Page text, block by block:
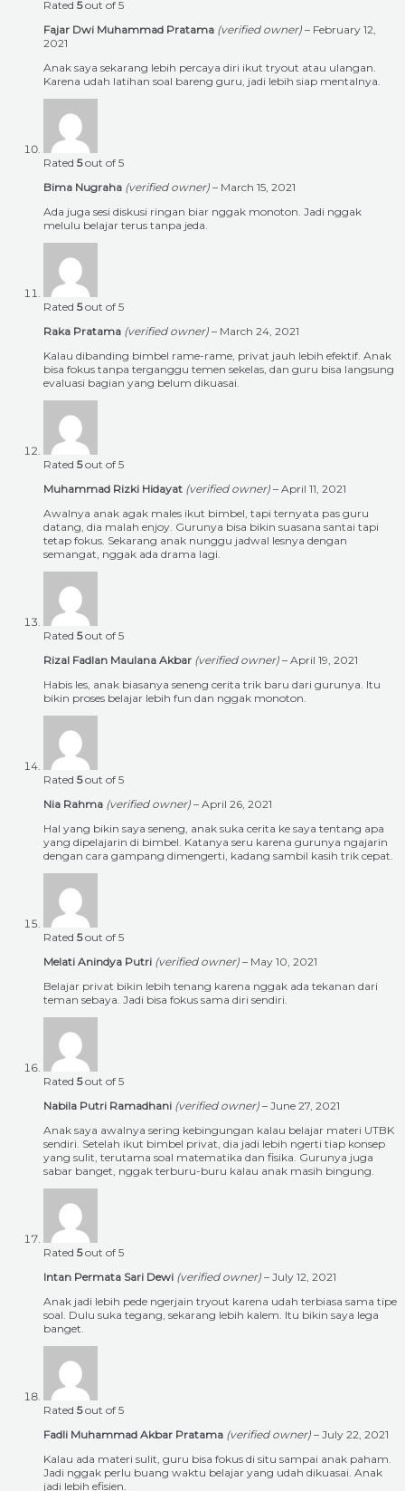
Rated 5out of 5
Fajar Dwi Muhammad Pratama (verified owner) – February 12,
2021
Anak saya sekarang lebih percaya diri ikut tryout atau ulangan.
Karena udah latihan soal bareng guru, jadi lebih siap mentalnya.
Rated 5out of 5
Bima Nugraha (verified owner) – March 15, 2021
Ada juga sesi diskusi ringan biar nggak monoton. Jadi nggak
melulu belajar terus tanpa jeda.
Rated 5out of 5
Raka Pratama (verified owner) – March 24, 2021
Kalau dibanding bimbel rame-rame, privat jauh lebih efektif. Anak
bisa fokus tanpa terganggu temen sekelas, dan guru bisa langsung
evaluasi bagian yang belum dikuasai.
Rated 5out of 5
Muhammad Rizki Hidayat (verified owner) – April 11, 2021
Awalnya anak agak males ikut bimbel, tapi ternyata pas guru
datang, dia malah enjoy. Gurunya bisa bikin suasana santai tapi
tetap fokus. Sekarang anak nunggu jadwal lesnya dengan
semangat, nggak ada drama lagi.
Rated 5out of 5
Rizal Fadlan Maulana Akbar (verified owner) – April 19, 2021
Habis les, anak biasanya seneng cerita trik baru dari gurunya. Itu
bikin proses belajar lebih fun dan nggak monoton.
Rated 5out of 5
Nia Rahma (verified owner) – April 26, 2021
Hal yang bikin saya seneng, anak suka cerita ke saya tentang apa
yang dipelajarin di bimbel. Katanya seru karena gurunya ngajarin
dengan cara gampang dimengerti, kadang sambil kasih trik cepat.
Rated 5out of 5
Melati Anindya Putri (verified owner) – May 10, 2021
Belajar privat bikin lebih tenang karena nggak ada tekanan dari
teman sebaya. Jadi bisa fokus sama diri sendiri.
Rated 5out of 5
Nabila Putri Ramadhani (verified owner) – June 27, 2021
Anak saya awalnya sering kebingungan kalau belajar materi UTBK
sendiri. Setelah ikut bimbel privat, dia jadi lebih ngerti tiap konsep
yang sulit, terutama soal matematika dan fisika. Gurunya juga
sabar banget, nggak terburu-buru kalau anak masih bingung.
Rated 5out of 5
Intan Permata Sari Dewi (verified owner) – July 12, 2021
Anak jadi lebih pede ngerjain tryout karena udah terbiasa sama tipe
soal. Dulu suka tegang, sekarang lebih kalem. Itu bikin saya lega
banget.
Rated 5out of 5
Fadli Muhammad Akbar Pratama (verified owner) – July 22, 2021
Kalau ada materi sulit, guru bisa fokus di situ sampai anak paham.
Jadi nggak perlu buang waktu belajar yang udah dikuasai. Anak
jadi lebih efisien.